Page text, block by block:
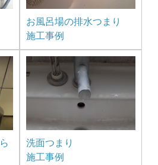
お風呂場の排水つまり
施工事例
洗面つまり
施工事例